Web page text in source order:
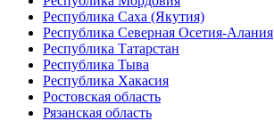
Республика Саха (Якутия)
Республика Северная Осетия-Алания
Республика Татарстан
Республика Тыва
Республика Хакасия
Ростовская область
Рязанская область